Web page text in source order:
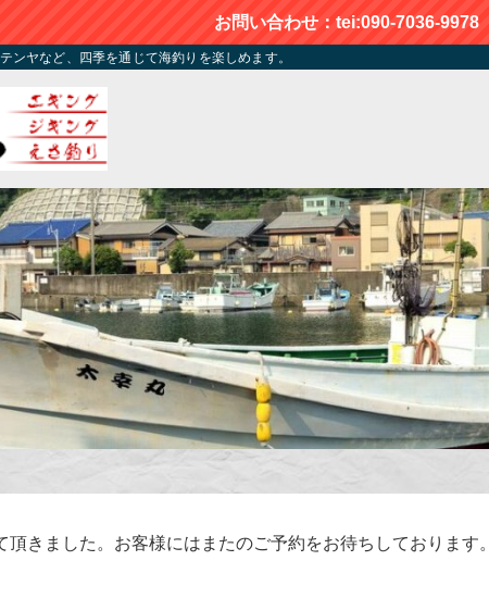
お問い合わせ：tei:090-7036-9978
ンヤなど、四季を通じて海釣りを楽しめます。
きました。お客様にはまたのご予約をお待ちしております。